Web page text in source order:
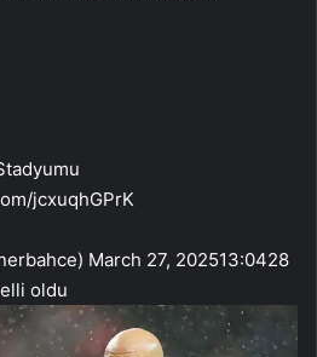
jcxuqhGPrK
March 27, 202513:0428
oldu